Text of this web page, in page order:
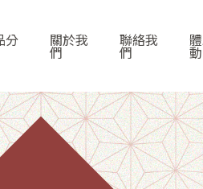
分 關於我
們
聯絡我
們 動